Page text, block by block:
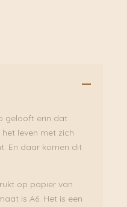
gelooft erin dat
leven met zich
En daar komen dit
op papier van
is A6. Het is een